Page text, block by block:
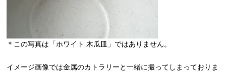
＊この写真は「ホワイト 木瓜皿」ではありません。
イメージ画像では金属のカトラリーと一緒に撮ってしまっておりま